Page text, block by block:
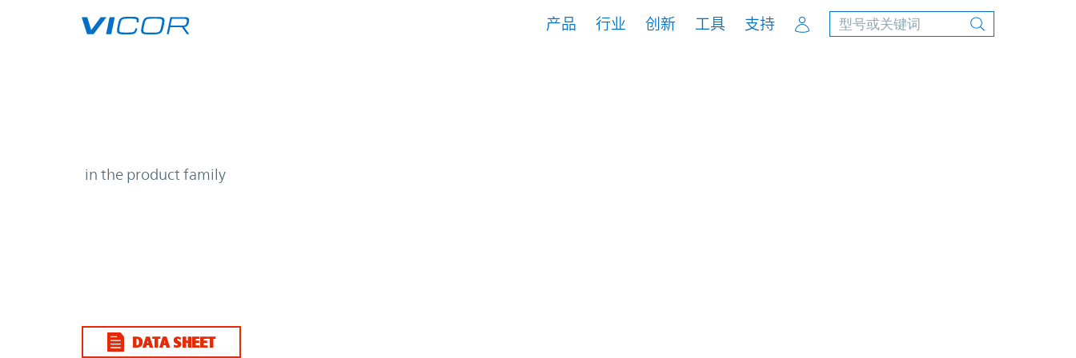
产品 行业 创新 工具 支持 Account
in the product family
DATA SHEET